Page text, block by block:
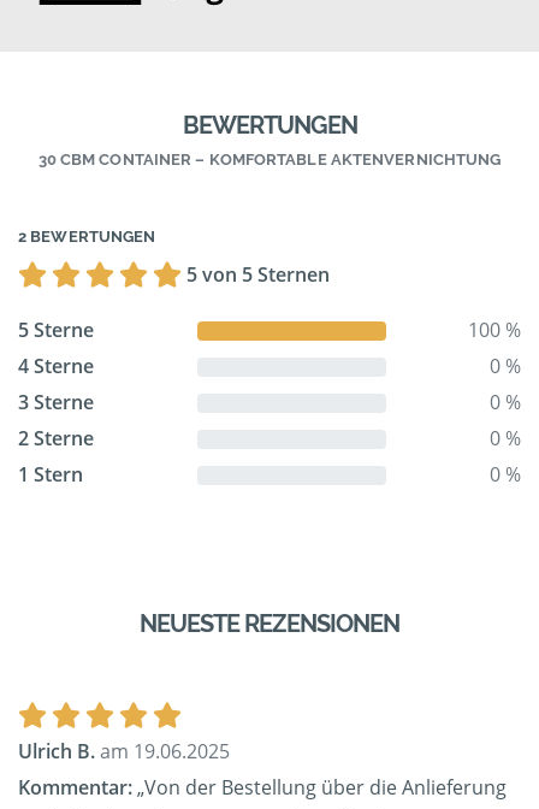
BEWERTUNGEN
30 CBM CONTAINER – KOMFORTABLE AKTENVERNICHTUNG
2 BEWERTUNGEN
5 von 5 Sternen
5 Sterne
100 %
4 Sterne
0 %
3 Sterne
0 %
2 Sterne
0 %
1 Stern
0 %
NEUESTE REZENSIONEN
Ulrich B.am 19.06.2025
Kommentar:„Von der Bestellung über die Anlieferung